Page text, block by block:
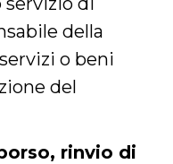
della
o beni
del
rinvio di